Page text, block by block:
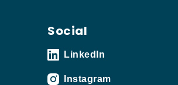
Social
LinkedIn
Instagram